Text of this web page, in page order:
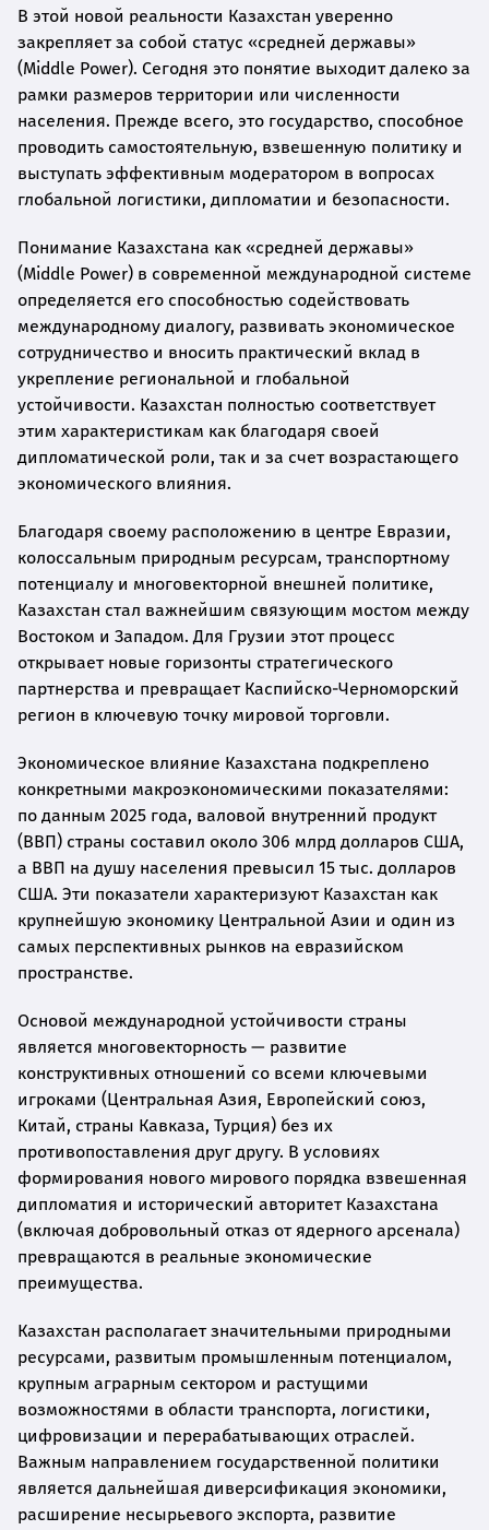
В этой новой реальности Казахстан уверенно
закрепляет за собой статус «средней державы»
(Middle Power). Сегодня это понятие выходит далеко за
рамки размеров территории или численности
населения. Прежде всего, это государство, способное
проводить самостоятельную, взвешенную политику и
выступать эффективным модератором в вопросах
глобальной логистики, дипломатии и безопасности.
Понимание Казахстана как «средней державы»
(Middle Power) в современной международной системе
определяется его способностью содействовать
международному диалогу, развивать экономическое
сотрудничество и вносить практический вклад в
укрепление региональной и глобальной
устойчивости. Казахстан полностью соответствует
этим характеристикам как благодаря своей
дипломатической роли, так и за счет возрастающего
экономического влияния.
Благодаря своему расположению в центре Евразии,
колоссальным природным ресурсам, транспортному
потенциалу и многовекторной внешней политике,
Казахстан стал важнейшим связующим мостом между
Востоком и Западом. Для Грузии этот процесс
открывает новые горизонты стратегического
партнерства и превращает Каспийско-Черноморский
регион в ключевую точку мировой торговли.
Экономическое влияние Казахстана подкреплено
конкретными макроэкономическими показателями:
по данным 2025 года, валовой внутренний продукт
(ВВП) страны составил около 306 млрд долларов США,
а ВВП на душу населения превысил 15 тыс. долларов
США. Эти показатели характеризуют Казахстан как
крупнейшую экономику Центральной Азии и один из
самых перспективных рынков на евразийском
пространстве.
Основой международной устойчивости страны
является многовекторность — развитие
конструктивных отношений со всеми ключевыми
игроками (Центральная Азия, Европейский союз,
Китай, страны Кавказа, Турция) без их
противопоставления друг другу. В условиях
формирования нового мирового порядка взвешенная
дипломатия и исторический авторитет Казахстана
(включая добровольный отказ от ядерного арсенала)
превращаются в реальные экономические
преимущества.
Казахстан располагает значительными природными
ресурсами, развитым промышленным потенциалом,
крупным аграрным сектором и растущими
возможностями в области транспорта, логистики,
цифровизации и перерабатывающих отраслей.
Важным направлением государственной политики
является дальнейшая диверсификация экономики,
расширение несырьевого экспорта, развитие